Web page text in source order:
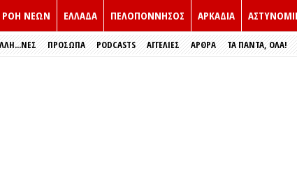
ΡΟΗ ΝΕΩΝ ΕΛΛΑΔΑ ΠΕΛΟΠΟΝΝΗΣΟΣ ΑΡΚΑΔΙΑ
ΠΡΌΣΩΠΑ PODCASTS ΑΓΓΕΛΙΕΣ ΑΡΘΡΑ ΤΑ ΠΑΝΤΑ, ΟΛΑ!